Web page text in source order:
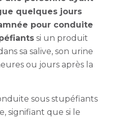
quelques jours
pour conduite
si un produit
sa salive, son urine
ou jours après la
sous stupéfiants
signifiant que si le